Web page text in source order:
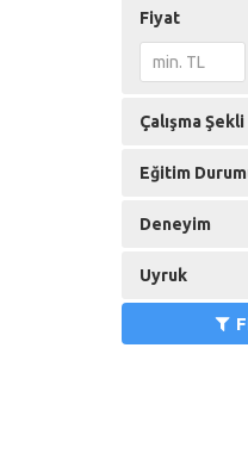
Fiyat
Çalışma Şekli
Eğitim
Deneyim
Uyruk